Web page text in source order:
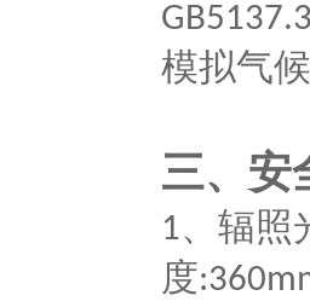
模拟气
三、安
1、辐照
度